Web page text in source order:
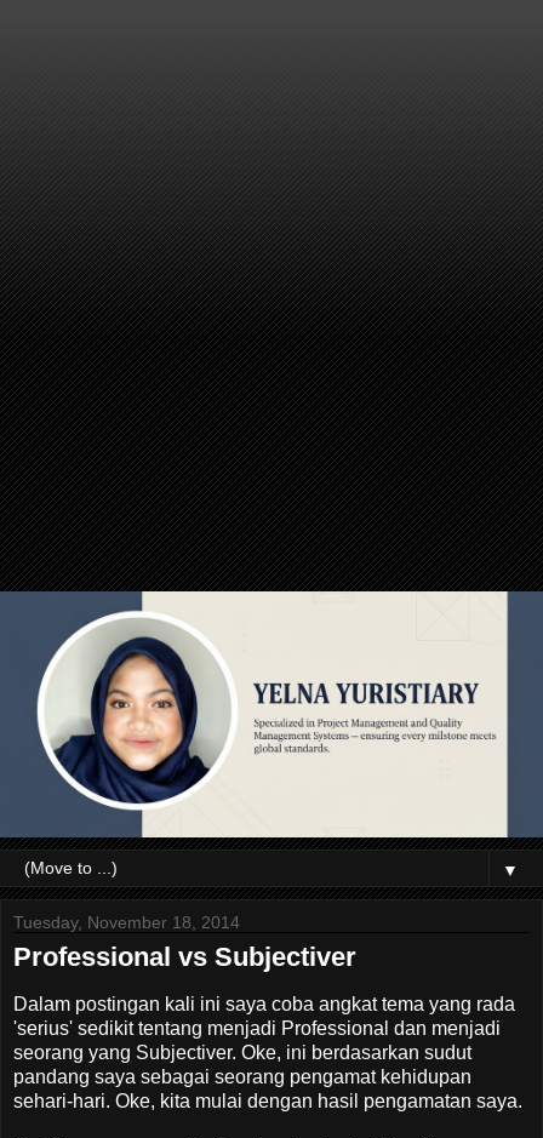
▼
Tuesday, November 18, 2014
Professional vs Subjectiver
Dalam postingan kali ini saya coba angkat tema yang rada
'serius' sedikit tentang menjadi Professional dan menjadi
seorang yang Subjectiver. Oke, ini berdasarkan sudut
pandang saya sebagai seorang pengamat kehidupan
sehari-hari. Oke, kita mulai dengan hasil pengamatan saya.